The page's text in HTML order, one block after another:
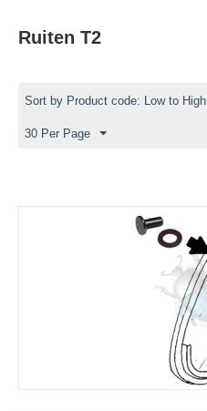
Ruiten T2
Sort by Product code: Low to High
30 Per Page